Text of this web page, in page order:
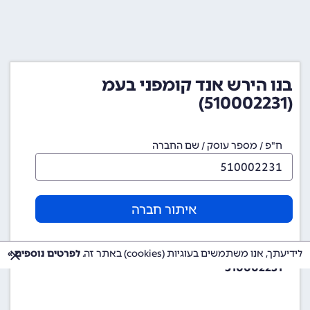
בנו הירש אנד קומפני בעמ
(510002231)
ח"פ / מספר עוסק / שם החברה
איתור חברה
510002231
לידיעתך, אנו משתמשים בעוגיות (cookies) באתר זה. לפרטים נוספים »